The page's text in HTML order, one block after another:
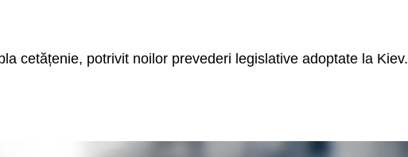
cetățenie, potrivit noilor prevederi legislative adoptate la Kiev.